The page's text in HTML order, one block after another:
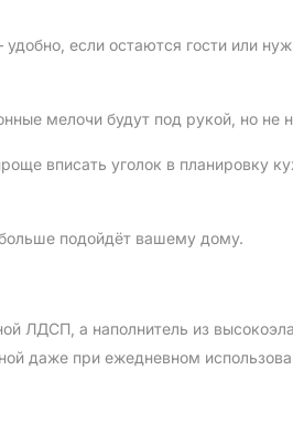
если остаются гости или
мелочи будут под рукой, но не
вписать уголок в планировку
подойдёт вашему дому.
ЛДСП, а наполнитель из
даже при ежедневном